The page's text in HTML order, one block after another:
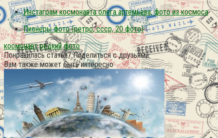
Инстаграм космонавта олега артемьева, фото из космоса
Пионеры фото (ретро, ссср, 20 фото)
космонавт редкий фото
Понравилась статья? Поделиться с друзьями:
Вам также может быть интересно